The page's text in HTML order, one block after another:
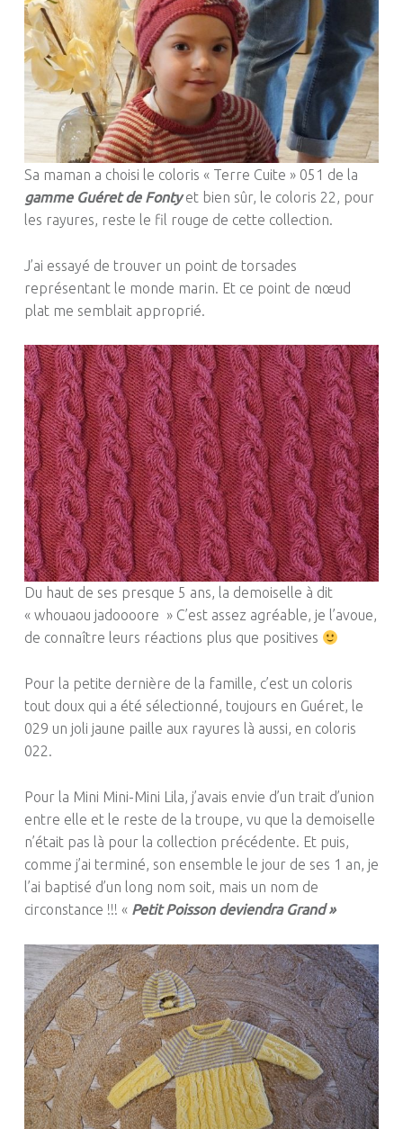
Sa maman a choisi le coloris « Terre Cuite » 051 de la
gamme Guéret de Fontyet bien sûr, le coloris 22, pour
les rayures, reste le fil rouge de cette collection.
J’ai essayé de trouver un point de torsades
représentant le monde marin. Et ce point de nœud
plat me semblait approprié.
Du haut de ses presque 5 ans, la demoiselle à dit
« whouaou jadoooore » C’est assez agréable, je l’avoue,
de connaître leurs réactions plus que positives
Pour la petite dernière de la famille, c’est un coloris
tout doux qui a été sélectionné, toujours en Guéret, le
029 un joli jaune paille aux rayures là aussi, en coloris
022.
Pour la Mini Mini-Mini Lila, j’avais envie d’un trait d’union
entre elle et le reste de la troupe, vu que la demoiselle
n’était pas là pour la collection précédente. Et puis,
comme j’ai terminé, son ensemble le jour de ses 1 an, je
l’ai baptisé d’un long nom soit, mais un nom de
circonstance !!! « Petit Poisson deviendra Grand »